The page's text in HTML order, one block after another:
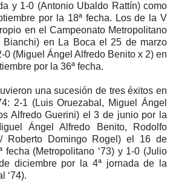
y 1-0 (Antonio Ubaldo Rattín) como
por la 18ª fecha. Los de la V
en el Campeonato Metropolitano
Bianchi) en La Boca el 25 de marzo
0 (Miguel Ángel Alfredo Benito x 2) en
por la 36ª fecha.
una sucesión de tres éxitos en
2-1 (Luis Oruezabal, Miguel Ángel
Alfredo Guerini) el 3 de junio por la
Ángel Alfredo Benito, Rodolfo
Roberto Domingo Rogel) el 16 de
fecha (Metropolitano ‘73) y 1-0 (Julio
diciembre por la 4ª jornada de la
‘74).